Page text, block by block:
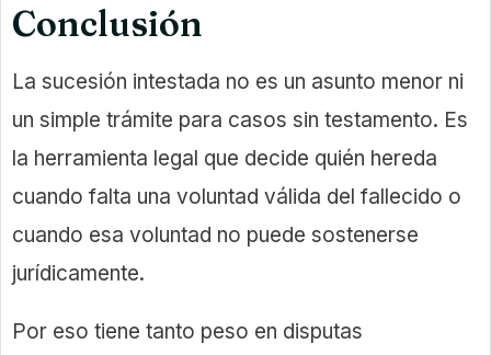
Conclusión
La sucesión intestada no es un asunto menor ni
un simple trámite para casos sin testamento. Es
la herramienta legal que decide quién hereda
cuando falta una voluntad válida del fallecido o
cuando esa voluntad no puede sostenerse
jurídicamente.
Por eso tiene tanto peso en disputas